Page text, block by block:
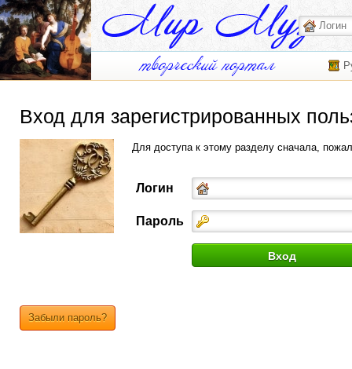
Вход для зарегистрированных
Для доступа к этому разделу сначала,
Логин
Пароль
Забыли пароль?